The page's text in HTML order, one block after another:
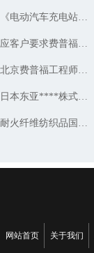
《电动汽车充电站防火设计标准》第一次研讨会在青岛举行
应客户要求费普福玻璃纤维纺织品再做RoHS检测
北京费普福工程师参加《电动汽车充电站防火设计标准》编制组成立暨第一次工作会议
日本东亚****株式会社访问费普福工厂
耐火纤维纺织品国外定货热情不减
网站首页 关于我们